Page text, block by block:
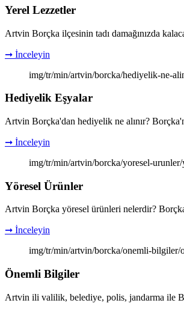
Yerel Lezzetler
Artvin Borçka ilçesinin tadı damağınızda
➞ İnceleyin
img/tr/min/artvin/borcka/hediyelik-ne-
Hediyelik Eşyalar
Artvin Borçka'dan hediyelik ne alınır?
➞ İnceleyin
img/tr/min/artvin/borcka/yoresel-
Yöresel Ürünler
Artvin Borçka yöresel ürünleri nelerdir?
➞ İnceleyin
img/tr/min/artvin/borcka/onemli-
Önemli Bilgiler
Artvin ili valilik, belediye, polis, jandarma ile